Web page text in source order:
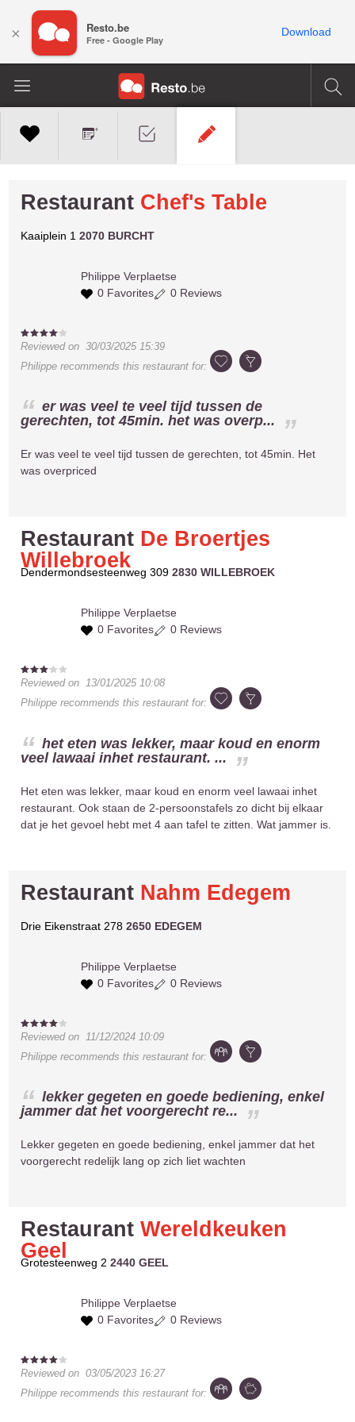
Restaurant Chef's Table
Kaaiplein 1 2070 BURCHT
Philippe Verplaetse
0 Favorites
0 Reviews
Reviewed on30/03/2025 15:39
Philippe recommends this restaurant for:
er was veel te veel tijd tussen de
gerechten, tot 45min. het was overp...
Er was veel te veel tijd tussen de gerechten, tot 45min. Het
was overpriced
Restaurant De Broertjes
Willebroek
Dendermondsesteenweg 3092830 WILLEBROEK
Philippe Verplaetse
0 Favorites
0 Reviews
Reviewed on13/01/2025 10:08
Philippe recommends this restaurant for:
het eten was lekker, maar koud en enorm
veel lawaai inhet restaurant. ...
Het eten was lekker, maar koud en enorm veel lawaai inhet
restaurant. Ook staan de 2-persoonstafels zo dicht bij elkaar
dat je het gevoel hebt met 4 aan tafel te zitten. Wat jammer is.
Restaurant Nahm Edegem
Drie Eikenstraat 2782650 EDEGEM
Philippe Verplaetse
0 Favorites
0 Reviews
Reviewed on
11/12/2024 10:09
Philippe recommends this restaurant for:
lekker gegeten en goede bediening, enkel
jammer dat het voorgerecht re...
Lekker gegeten en goede bediening, enkel jammer dat het
voorgerecht redelijk lang op zich liet wachten
Restaurant Wereldkeuken
Geel
Grotesteenweg 22440 GEEL
Philippe Verplaetse
0 Favorites
0 Reviews
Reviewed on03/05/2023 16:27
Philippe recommends this restaurant for:
× Resto.be
Free - Google Play
Download